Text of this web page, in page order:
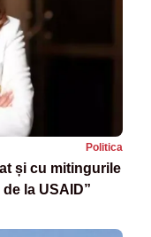
Politica
și cu mitingurile
la USAID”